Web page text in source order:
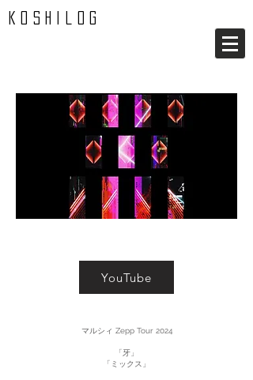
koshilog
YouTube
マルシィ Zepp Tour 2024
「牙」
「ミックス」